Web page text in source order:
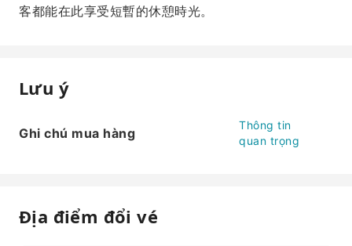
客都能在此享受短暫的休憩時光。
Lưu ý
Ghi chú mua hàng
Thông tin
quan trọng
Địa điểm đổi vé